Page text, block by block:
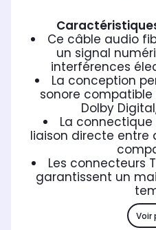
Ce câble audio
un signal
interférences
La conception
sonore
Dolby
La connectique
liaison directe entre
Les connecteurs
garantissent un
Voir